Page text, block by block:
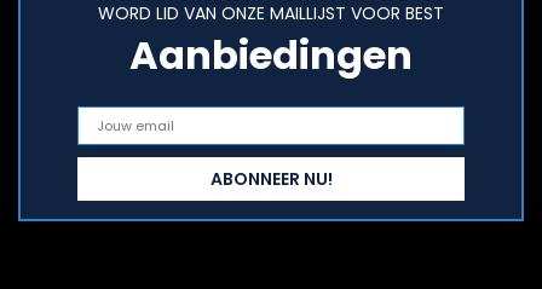
WORD LID VAN ONZE MAILLIJST VOOR BEST
Aanbiedingen